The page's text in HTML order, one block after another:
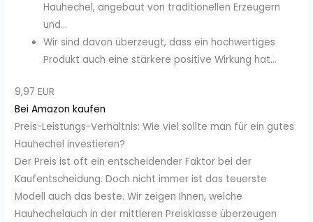
Hauhechel, angebaut von traditionellen Erzeugern
und...
Wir sind davon überzeugt, dass ein hochwertiges
Produkt auch eine stärkere positive Wirkung hat...
9,97 EUR
Bei Amazon kaufen
Preis-Leistungs-Verhältnis: Wie viel sollte man für ein gutes
Hauhechel investieren?
Der Preis ist oft ein entscheidender Faktor bei der
Kaufentscheidung. Doch nicht immer ist das teuerste
Modell auch das beste. Wir zeigen Ihnen, welche
Hauhechelauch in der mittleren Preisklasse überzeugen